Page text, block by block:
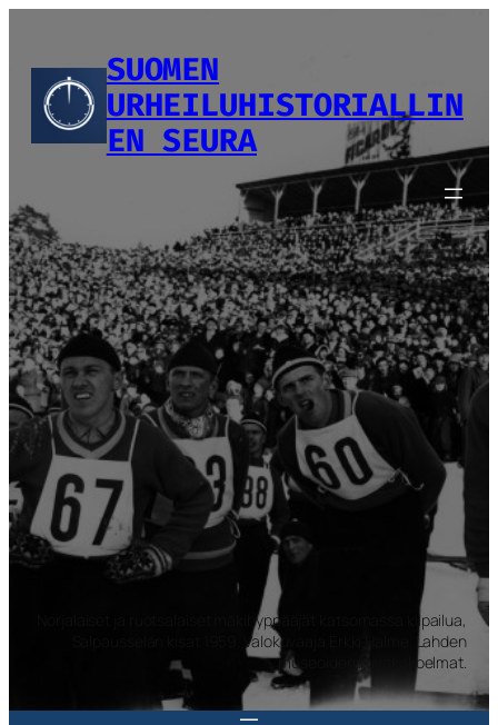
SUOMEN
URHEILUHISTORIALLIN
EN SEURA
Norjalaiset ja ruotsalaiset mäkihyppääjät katsomassa kilpailua,
Salpausselän kisat 1959. Valokuvaaja Erkki Halme. Lahden
museoiden kuvakokoelmat.